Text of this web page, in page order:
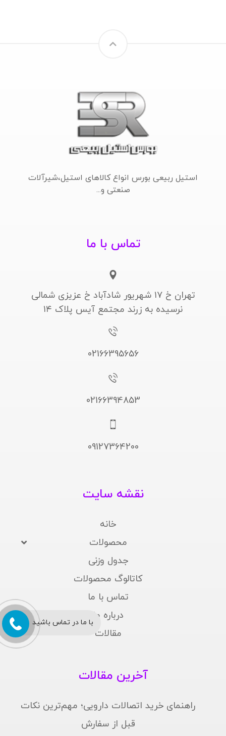
استیل ربیعی بورس انواع کالاهای استیل،شیرآلات
صنعتی و...
تماس با ما
تهران خ ۱۷ شهریور شادآباد خ عزیزی شمالی
نرسیده به زرند مجتمع آیس پلاک ۱۴
02166395656
02166394853
09127364200
نقشه سایت
خانه
محصولات
جدول وزنی
کاتالوگ محصولات
تماس با ما
درباره ما
مقالات
آخرین مقالات
راهنمای خرید اتصالات دارویی؛ مهم‌ترین نکات
قبل از سفارش
با ما در تماس باشید